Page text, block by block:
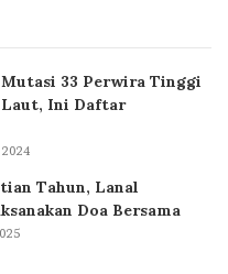
33 Perwira Tinggi
Ini Daftar
Tahun, Lanal
Doa Bersama